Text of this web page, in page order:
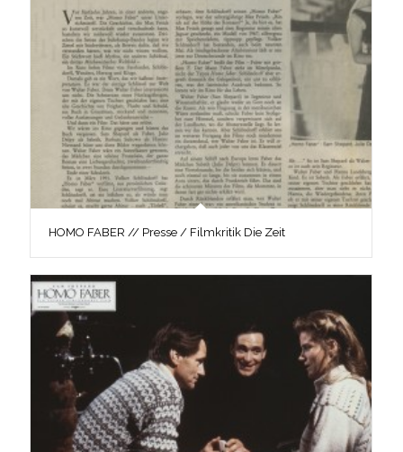
HOMO FABER // Presse / Filmkritik Die Zeit